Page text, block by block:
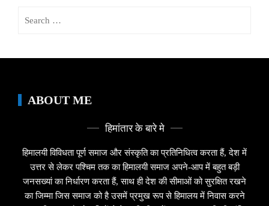
ABOUT ME
हिमांतार के बारे मे
हिमालयी विविधता पूर्ण समाज और संस्कृति का प्रतिनिधित्व करता हैं, देश में
उत्तर से लेकर पश्चिम तक का हिमालयी समाज अपने-आप में बहुत बड़ी
जनसख्यां का निर्धारण करता हैं, साथ ही देश की सीमाओं को सुरक्षित रखने
का जिम्मा जिस समाज को है उसमें प्रमुख रूप से हिमालय में निवास करने